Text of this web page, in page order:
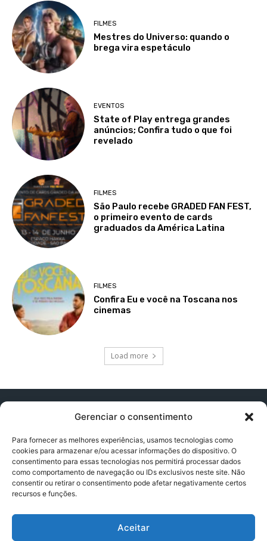
Gerenciar o consentimento
Para fornecer as melhores experiências, usamos tecnologias como
cookies para armazenar e/ou acessar informações do dispositivo. O
consentimento para essas tecnologias nos permitirá processar dados
como comportamento de navegação ou IDs exclusivos neste site. Não
consentir ou retirar o consentimento pode afetar negativamente certos
recursos e funções.
Aceitar
FILMES
Mestres do Universo: quando o
brega vira espetáculo
EVENTOS
State of Play entrega grandes
anúncios; Confira tudo o que foi
revelado
FILMES
São Paulo recebe GRADED FAN FEST,
o primeiro evento de cards
graduados da América Latina
FILMES
Confira Eu e você na Toscana nos
cinemas
Load more
Contato:contatopapogeek@gmail.com
Política de Privacidade